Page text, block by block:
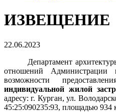
ИЗВЕЩЕНИЕ
22.06.2023
Департамент
отношений
возможности
индивидуальной жилой
адресу: г. Курган, ул.
45:25:090235:93, площадью 934